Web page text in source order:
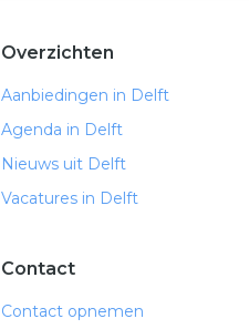
Overzichten
Aanbiedingen in Delft
Agenda in Delft
Nieuws uit Delft
Vacatures in Delft
Contact
Contact opnemen